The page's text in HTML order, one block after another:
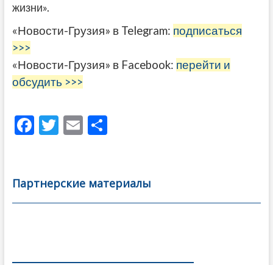
жизни».
«Новости-Грузия» в Telegram: подписаться
>>>
«Новости-Грузия» в Facebook: перейти и
обсудить >>>
F
b
o
T
er
E
l
О
а
в
Партнерские материалы